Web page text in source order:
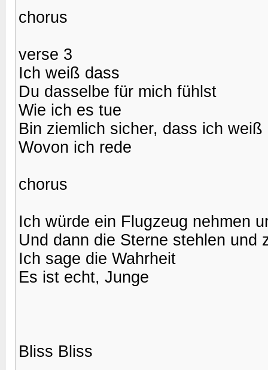
chorus
verse 3
Ich weiß dass
Du dasselbe für mich fühlst
Wie ich es tue
Bin ziemlich sicher, dass ich weiß
Wovon ich rede
chorus
Ich würde ein Flugzeug nehmen
Und dann die Sterne stehlen und
Ich sage die Wahrheit
Es ist echt, Junge
Bliss Bliss